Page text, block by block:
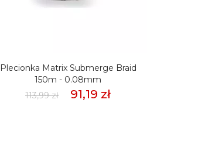
Plecionka Matrix Submerge Braid
150m - 0.08mm
113,99 zł
91,19 zł